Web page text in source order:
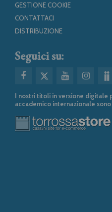
GESTIONE COOKIE
CONTATTACI
DISTRIBUZIONE
Seguici su:
I nostri titoli in versione digitale
accademico internazionale